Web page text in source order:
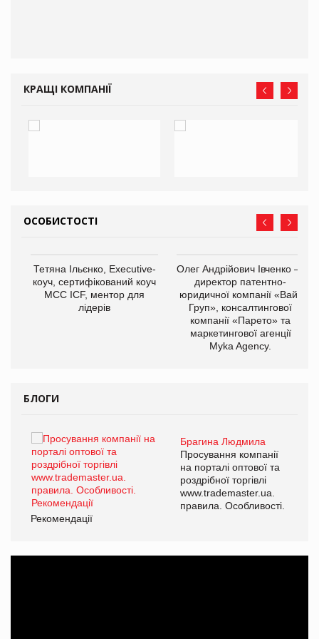
КРАЩІ КОМПАНІЇ
ОСОБИСТОСТІ
Тетяна Ільєнко, Executive-
коуч, сертифікований коуч
МСС ICF, ментор для
лідерів
Олег Андрійович Івченко —
директор патентно-
юридичної компанії «Вайз
Груп», консалтингової
компанії «Парето» та
маркетингової агенції
Myka Agency.
БЛОГИ
Брагина Людмила
Просування компанії
на порталі оптової та
роздрібної торгівлі
www.trademaster.ua.
правила. Особливості.
Рекомендації